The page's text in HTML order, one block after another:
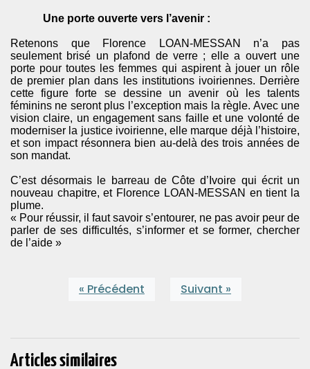
Une porte ouverte vers l’avenir :
Retenons que Florence LOAN-MESSAN n’a pas
seulement brisé un plafond de verre ; elle a ouvert une
porte pour toutes les femmes qui aspirent à jouer un rôle
de premier plan dans les institutions ivoiriennes. Derrière
cette figure forte se dessine un avenir où les talents
féminins ne seront plus l’exception mais la règle. Avec une
vision claire, un engagement sans faille et une volonté de
moderniser la justice ivoirienne, elle marque déjà l’histoire,
et son impact résonnera bien au-delà des trois années de
son mandat.
C’est désormais le barreau de Côte d’Ivoire qui écrit un
nouveau chapitre, et Florence LOAN-MESSAN en tient la
plume.
« Pour réussir, il faut savoir s’entourer, ne pas avoir peur de
parler de ses difficultés, s’informer et se former, chercher
de l’aide »
« Précédent Suivant »
Articles similaires